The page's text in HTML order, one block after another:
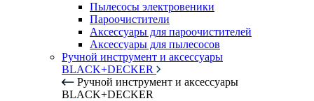
Пылесосы электровеники
Пароочистители
Аксессуары для пароочистителей
Аксессуары для пылесосов
Ручной инструмент и аксессуары
BLACK+DECKER
Ручной инструмент и аксессуары
BLACK+DECKER